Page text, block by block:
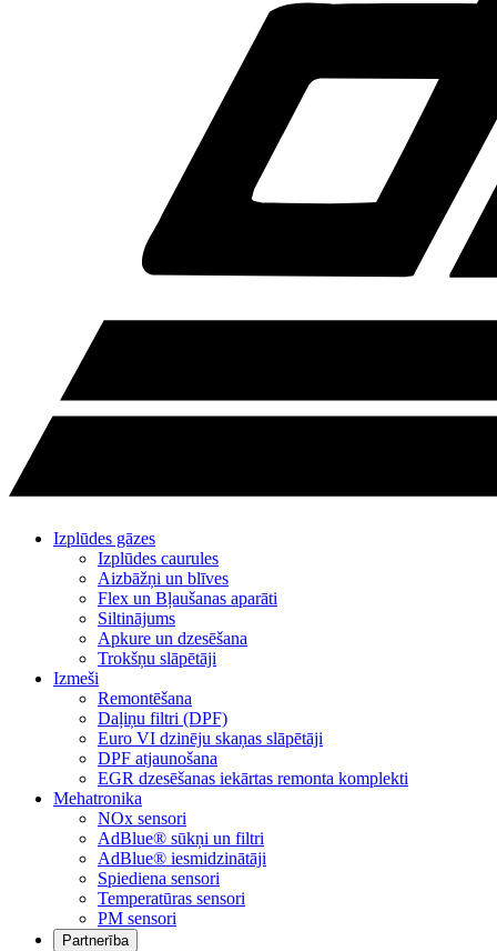
Izplūdes gāzes
Izplūdes caurules
Aizbāžņi un blīves
Flex un Bļaušanas aparāti
Siltinājums
Apkure un dzesēšana
Trokšņu slāpētāji
Izmeši
Remontēšana
Daļiņu filtri (DPF)
Euro VI dzinēju skaņas slāpētāji
DPF atjaunošana
EGR dzesēšanas iekārtas remonta komplekti
Mehatronika
NOx sensori
AdBlue® sūkņi un filtri
AdBlue® iesmidzinātāji
Spiediena sensori
Temperatūras sensori
PM sensori
Partnerība